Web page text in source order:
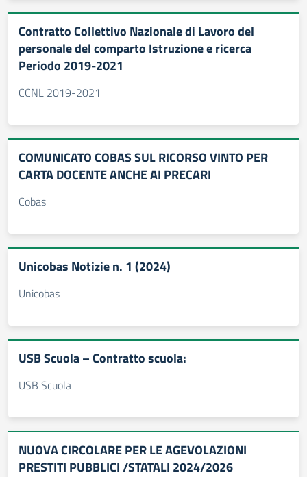
Contratto Collettivo Nazionale di Lavoro del
personale del comparto Istruzione e ricerca
Periodo 2019-2021
CCNL 2019-2021
COMUNICATO COBAS SUL RICORSO VINTO PER
CARTA DOCENTE ANCHE AI PRECARI
Cobas
Unicobas Notizie n. 1 (2024)
Unicobas
USB Scuola – Contratto scuola:
USB Scuola
NUOVA CIRCOLARE PER LE AGEVOLAZIONI
PRESTITI PUBBLICI /STATALI 2024/2026